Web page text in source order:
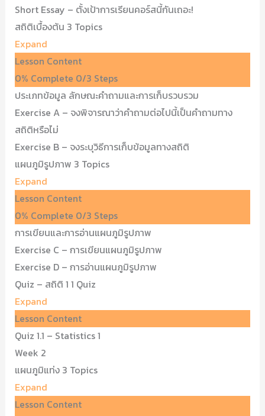
Short Essay – ตั้งเป้าการเรียนคอร์สนี้กันเถอะ!
สถิติเบื้องต้น 3 Topics
Expand
Lesson Content
0% Complete 0/3 Steps
ประเภทข้อมูล ลักษณะคำถามและการเก็บรวบรวม
Exercise A – จงพิจารณาว่าคำถามต่อไปนี้เป็นคำถามทาง
สถิติหรือไม่
Exercise B – จงระบุวิธีการเก็บข้อมูลทางสถิติ
แผนภูมิรูปภาพ 3 Topics
Expand
Lesson Content
0% Complete 0/3 Steps
การเขียนและการอ่านแผนภูมิรูปภาพ
Exercise C – การเขียนแผนภูมิรูปภาพ
Exercise D – การอ่านแผนภูมิรูปภาพ
Quiz – สถิติ 1 1 Quiz
Expand
Lesson Content
Quiz 1.1 – Statistics 1
Week 2
แผนภูมิแท่ง 3 Topics
Expand
Lesson Content